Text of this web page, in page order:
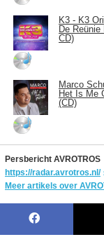
K3 - K3
De Reünie
CD)
Marco
Het Is Me
(CD)
Persbericht AVROTROS
https://radar.avrotros.nl/
Meer artikels over